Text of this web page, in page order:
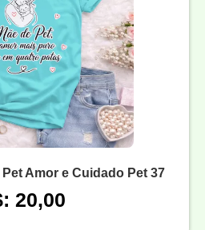
Amor e Cuidado Pet 37
20,00